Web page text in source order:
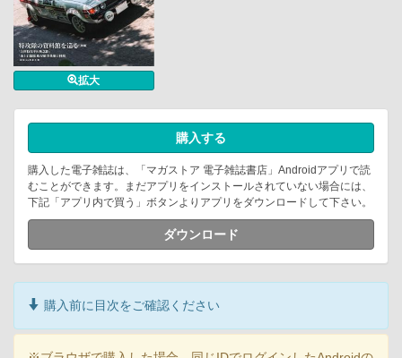
拡大
購入する
購入した電子雑誌は、「マガストア 電子雑誌書店」Androidアプリで読
むことができます。まだアプリをインストールされていない場合には、
下記「アプリ内で買う」ボタンよりアプリをダウンロードして下さい。
ダウンロード
購入前に目次をご確認ください